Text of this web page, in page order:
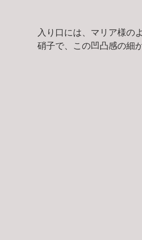
入り口には、マリア様の
硝子で、この凹凸感の細